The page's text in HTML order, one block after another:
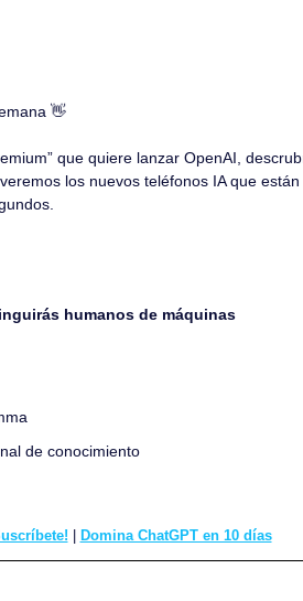
👋
que quiere lanzar OpenAI,
los nuevos teléfonos IA que
humanos de máquinas
de conocimiento
Domina ChatGPT en 10 días